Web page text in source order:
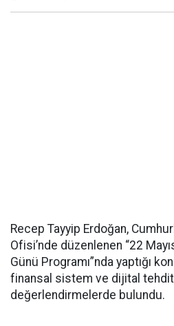
Recep Tayyip Erdoğan,
Ofisi’nde düzenlenen “22
Günü Programı”nda yaptığı
finansal sistem ve dijital
değerlendirmelerde bulundu.